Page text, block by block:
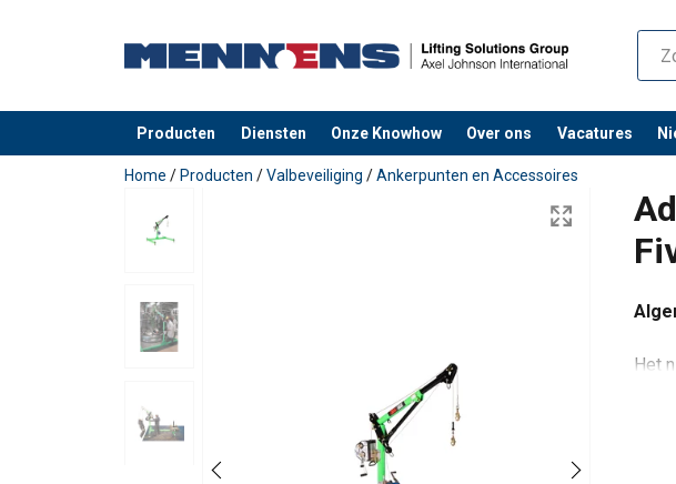
Producten Diensten Onze Knowhow Over ons Vacatures
toegevoegd aan uw offerte
Home / Producten /Valbeveiliging /Ankerpunten en Accessoires
Het
Gebruikershandleiding:
3M-DBI-SALA-Confined-Space-Brochure_WEB-1.pdf